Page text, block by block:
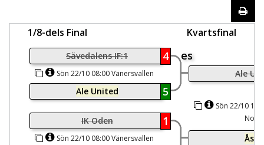
1/8-dels Final Kvartsfinal
Sävedalens IF:1 4 es
Sön 22/10 08:00 Vänersvallen
Nord
Ale United 5
IK Oden 1
Sön 22/10 08:00 Vänersvallen
Ale
Sön 22/10
Nord
Åsa